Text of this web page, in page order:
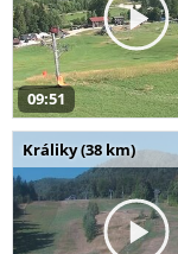
09:51
Králiky (38 km)